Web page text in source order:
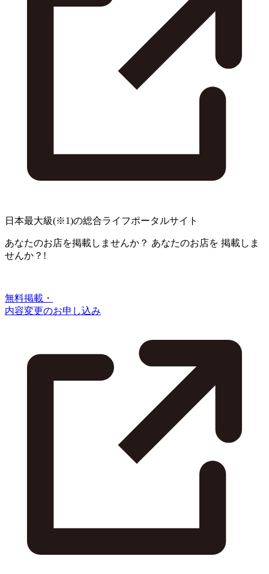
日本最大級(※1)の総合ライフポータルサイト
あなたのお店を掲載しませんか？ あなたのお店を 掲載しま
せんか？!
無料掲載・
内容変更のお申し込み